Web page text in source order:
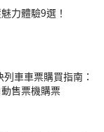
力體驗9選！
列車車票購買指南：
售票機購票